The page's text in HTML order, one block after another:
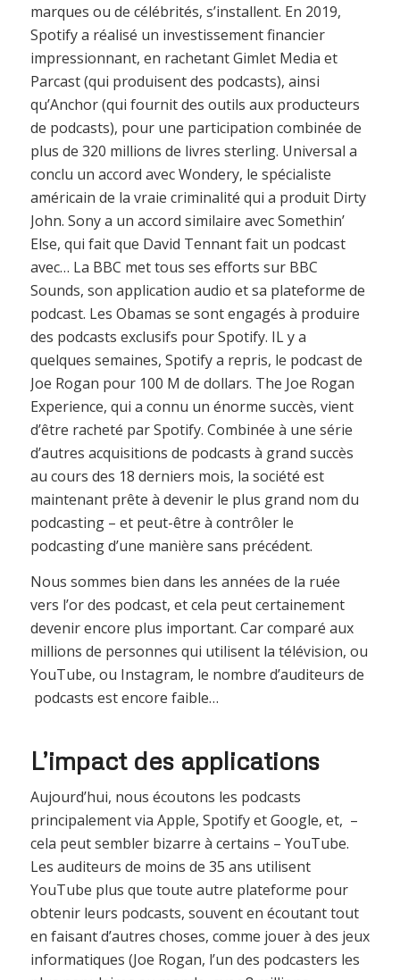
marques ou de célébrités, s’installent. En 2019,
Spotify a réalisé un investissement financier
impressionnant, en rachetant Gimlet Media et
Parcast (qui produisent des podcasts), ainsi
qu’Anchor (qui fournit des outils aux producteurs
de podcasts), pour une participation combinée de
plus de 320 millions de livres sterling. Universal a
conclu un accord avec Wondery, le spécialiste
américain de la vraie criminalité qui a produit Dirty
John. Sony a un accord similaire avec Somethin’
Else, qui fait que David Tennant fait un podcast
avec… La BBC met tous ses efforts sur BBC
Sounds, son application audio et sa plateforme de
podcast. Les Obamas se sont engagés à produire
des podcasts exclusifs pour Spotify. IL y a
quelques semaines, Spotify a repris, le podcast de
Joe Rogan pour 100 M de dollars. The Joe Rogan
Experience, qui a connu un énorme succès, vient
d’être racheté par Spotify. Combinée à une série
d’autres acquisitions de podcasts à grand succès
au cours des 18 derniers mois, la société est
maintenant prête à devenir le plus grand nom du
podcasting – et peut-être à contrôler le
podcasting d’une manière sans précédent.
Nous sommes bien dans les années de la ruée
vers l’or des podcast, et cela peut certainement
devenir encore plus important. Car comparé aux
millions de personnes qui utilisent la télévision, ou
YouTube, ou Instagram, le nombre d’auditeurs de
podcasts est encore faible…
L’impact des applications
Aujourd’hui, nous écoutons les podcasts
principalement via Apple, Spotify et Google, et, –
cela peut sembler bizarre à certains – YouTube.
Les auditeurs de moins de 35 ans utilisent
YouTube plus que toute autre plateforme pour
obtenir leurs podcasts, souvent en écoutant tout
en faisant d’autres choses, comme jouer à des jeux
informatiques (Joe Rogan, l’un des podcasters les